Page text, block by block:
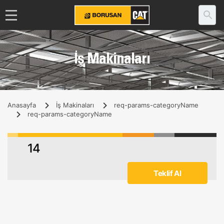
İş Makinaları
Anasayfa İş Makinaları
req-params-categoryName
req-params-categoryName
14
Teklif Al